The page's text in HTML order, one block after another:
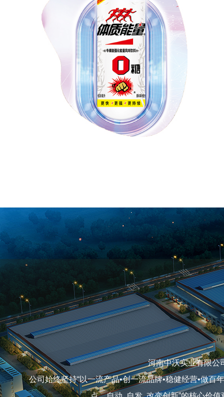
河南中沃实业有限公
公司始终坚持“以一流产品•创一流品牌•稳健经营•做百